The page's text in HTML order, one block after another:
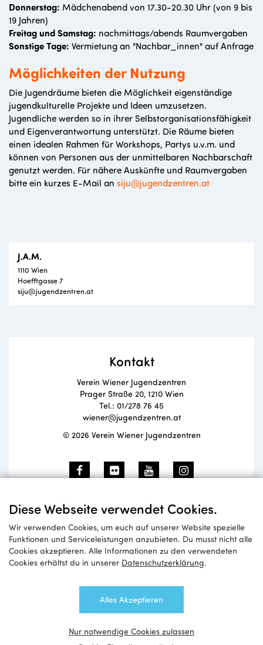
Diese Webseite verwendet Cookies.
Wir verwenden Cookies, um euch auf unserer Website spezielle
Funktionen und Serviceleistungen anzubieten. Du musst nicht alle
Cookies akzeptieren. Alle Informationen zu den verwendeten
Cookies erhältst du in unserer Datenschutzerklärung.
Alles Akzeptieren
Nur notwendige Cookies zulassen
Donnerstag: Mädchenabend von 17.30-20.30 Uhr (von 9 bis
19 Jahren)
Freitag und Samstag: nachmittags/abends Raumvergaben
Sonstige Tage: Vermietung an "Nachbar_innen" auf Anfrage
Möglichkeiten der Nutzung
Die Jugendräume bieten die Möglichkeit eigenständige
jugendkulturelle Projekte und Ideen umzusetzen.
Jugendliche werden so in ihrer Selbstorganisationsfähigkeit
und Eigenverantwortung unterstützt. Die Räume bieten
einen idealen Rahmen für Workshops, Partys u.v.m. und
können von Personen aus der unmittelbaren Nachbarschaft
genutzt werden. Für nähere Auskünfte und Raumvergaben
bitte ein kurzes E-Mail an siju@jugendzentren.at
J.A.M.
1110 Wien
Hoefftgasse 7
siju@jugendzentren.at
Kontakt
Verein Wiener Jugendzentren
Prager Straße 20, 1210 Wien
Tel.: 01/278 76 45
wiener@jugendzentren.at
© 2026 Verein Wiener Jugendzentren
Newsletteranmeldung
Anmelden